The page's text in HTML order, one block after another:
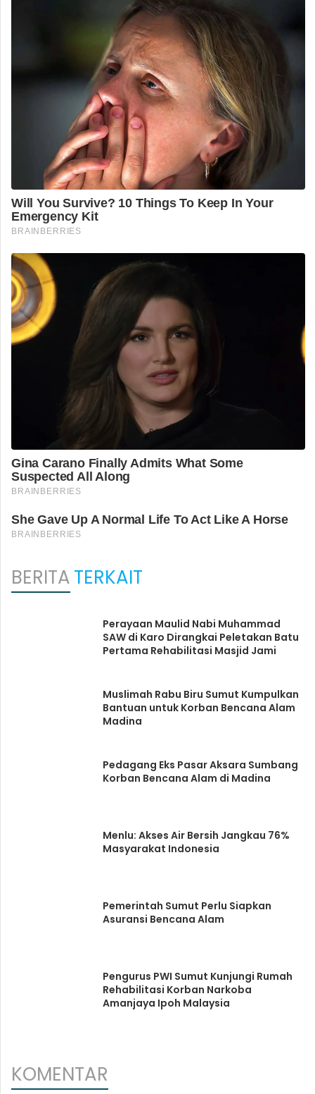
BERITATERKAIT
Perayaan Maulid Nabi Muhammad
SAW di Karo Dirangkai Peletakan Batu
Pertama Rehabilitasi Masjid Jami
Muslimah Rabu Biru Sumut Kumpulkan
Bantuan untuk Korban Bencana Alam
Madina
Pedagang Eks Pasar Aksara Sumbang
Korban Bencana Alam di Madina
Menlu: Akses Air Bersih Jangkau 76%
Masyarakat Indonesia
Pemerintah Sumut Perlu Siapkan
Asuransi Bencana Alam
Pengurus PWI Sumut Kunjungi Rumah
Rehabilitasi Korban Narkoba
Amanjaya Ipoh Malaysia
KOMENTAR